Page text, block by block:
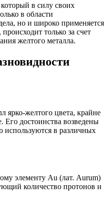
в силу своих
в области
но и широко применяется
только за счет
желтого металла.
ярко-желтого цвета, крайне
Его достоинства возведены
используются в различных
элементу Au (лат. Aurum)
количество протонов и